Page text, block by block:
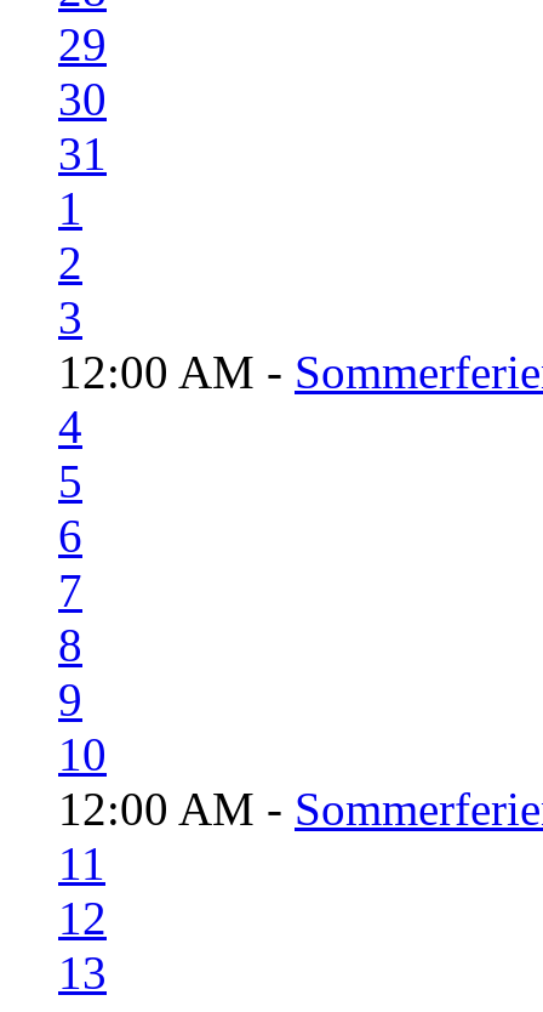
29
30
31
1
2
3
12:00 AM -
4
5
6
7
8
9
10
12:00 AM -
11
12
13